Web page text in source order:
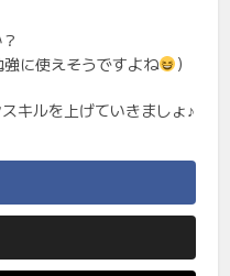
強に使えそうですよね
）
キルを上げていきましょ♪